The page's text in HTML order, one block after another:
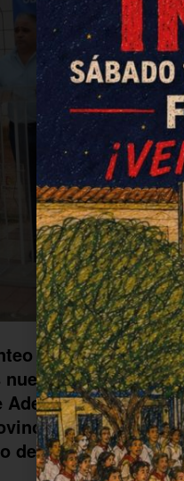
han
viviendas
de Fuente
de Suelo y
de Fuente Palmera.